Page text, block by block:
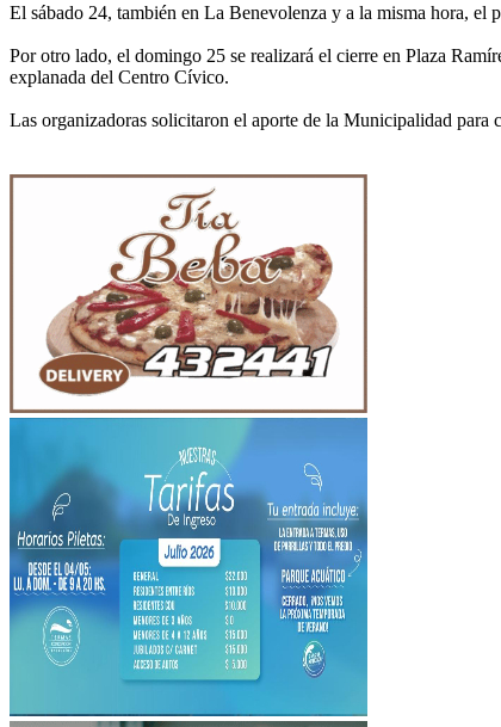
El sábado 24, también en La Benevolenza y a la misma hora, el
Por otro lado, el domingo 25 se realizará el cierre en Plaza
explanada del Centro Cívico.
Las organizadoras solicitaron el aporte de la Municipalidad para